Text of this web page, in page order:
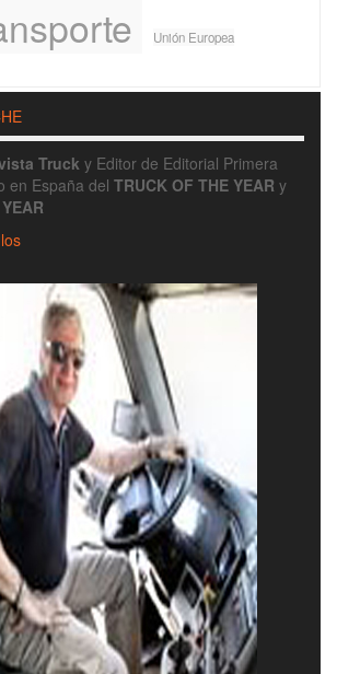
Unión Europea
Truck y Editor de Editorial Primera
en España del TRUCK OF THE YEAR y